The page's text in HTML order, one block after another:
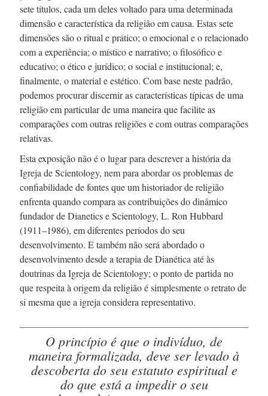
sete títulos, cada um deles voltado para uma determinada
dimensão e característica da religião em causa. Estas sete
dimensões são o ritual e prático; o emocional e o relacionado
com a experiência; o místico e narrativo; o filosófico e
educativo; o ético e jurídico; o social e institucional; e,
finalmente, o material e estético. Com base neste padrão,
podemos procurar discernir as características típicas de uma
religião em particular de uma maneira que facilite as
comparações com outras religiões e com outras comparações
relativas.
Esta exposição não é o lugar para descrever a história da
Igreja de Scientology, nem para abordar os problemas de
confiabilidade de fontes que um historiador de religião
enfrenta quando compara as contribuições do dinâmico
fundador de Dianetics e Scientology, L. Ron Hubbard
(1911–1986), em diferentes períodos do seu
desenvolvimento. E também não será abordado o
desenvolvimento desde a terapia de Dianética até às
doutrinas da Igreja de Scientology; o ponto de partida no
que respeita à origem da religião é simplesmente o retrato de
si mesma que a igreja considera representativo.
O princípio é que o indivíduo, de
maneira formalizada, deve ser levado à
descoberta do seu estatuto espiritual e
do que está a impedir o seu